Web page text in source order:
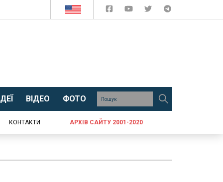
ВІДЕО ФОТО
КОНТАКТИ АРХІВ САЙТУ 2001-2020